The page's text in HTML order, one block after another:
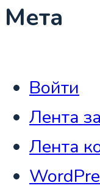
Мета
Войти
Лента
Лента